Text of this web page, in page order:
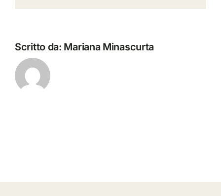
Scritto da: Mariana Minascurta